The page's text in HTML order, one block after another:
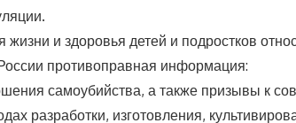
жизни и здоровья детей и подростков
противоправная информация:
самоубийства, а также призывы к
разработки, изготовления,